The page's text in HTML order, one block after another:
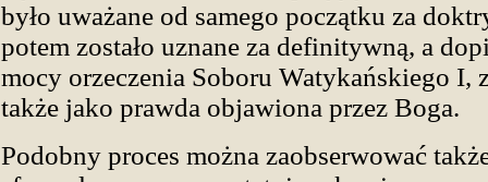
było uważane od samego początku za
potem zostało uznane za definitywną, a
mocy orzeczenia Soboru Watykańskiego I,
także jako prawda objawiona przez Boga.
Podobny proces można zaobserwować